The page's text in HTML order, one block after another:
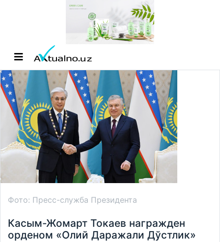
Фото: Пресс-служба Президента
Касым-Жомарт Токаев награжден
орденом «Олий Даражали Дўстлик»